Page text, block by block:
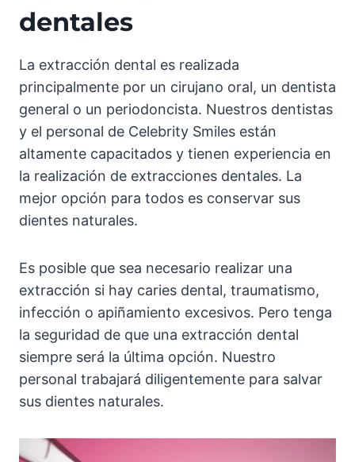
dentales
La extracción dental es realizada
principalmente por un cirujano oral, un dentista
general o un periodoncista. Nuestros dentistas
y el personal de Celebrity Smiles están
altamente capacitados y tienen experiencia en
la realización de extracciones dentales. La
mejor opción para todos es conservar sus
dientes naturales.
Es posible que sea necesario realizar una
extracción si hay caries dental, traumatismo,
infección o apiñamiento excesivos. Pero tenga
la seguridad de que una extracción dental
siempre será la última opción. Nuestro
personal trabajará diligentemente para salvar
sus dientes naturales.